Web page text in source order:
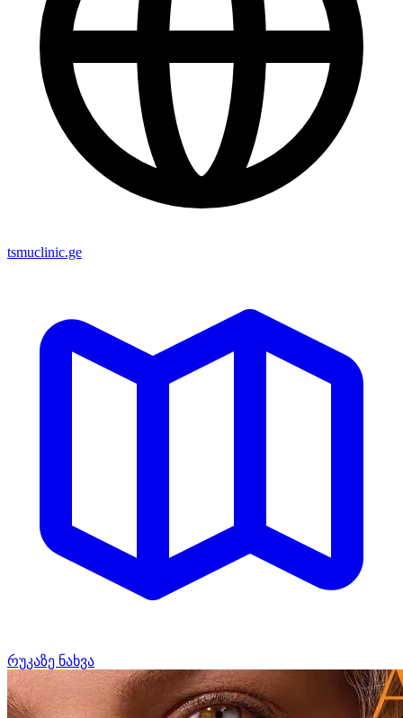
tsmuclinic.ge
რუკაზე ნახვა